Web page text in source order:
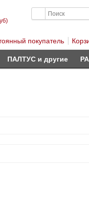
покупатель
ПАЛТУС и другие